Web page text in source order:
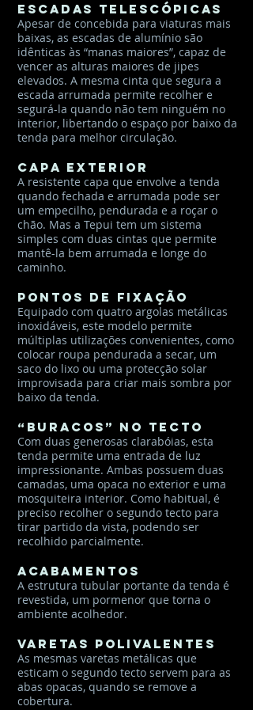
Escadas telescópicas
Apesar de concebida para viaturas mais
baixas, as escadas de alumínio são
idênticas às “manas maiores”, capaz de
vencer as alturas maiores de jipes
elevados. A mesma cinta que segura a
escada arrumada permite recolher e
segurá-la quando não tem ninguém no
interior, libertando o espaço por baixo da
tenda para melhor circulação.
Capa exterior
A resistente capa que envolve a tenda
quando fechada e arrumada pode ser
um empecilho, pendurada e a roçar o
chão. Mas a Tepui tem um sistema
simples com duas cintas que permite
mantê-la bem arrumada e longe do
caminho.
Pontos de fixação
Equipado com quatro argolas metálicas
inoxidáveis, este modelo permite
múltiplas utilizações convenientes, como
colocar roupa pendurada a secar, um
saco do lixo ou uma protecção solar
improvisada para criar mais sombra por
baixo da tenda.
“Buracos” no tecto
Com duas generosas clarabóias, esta
tenda permite uma entrada de luz
impressionante. Ambas possuem duas
camadas, uma opaca no exterior e uma
mosquiteira interior. Como habitual, é
preciso recolher o segundo tecto para
tirar partido da vista, podendo ser
recolhido parcialmente.
Acabamentos
A estrutura tubular portante da tenda é
revestida, um pormenor que torna o
ambiente acolhedor.
Varetas polivalentes
As mesmas varetas metálicas que
esticam o segundo tecto servem para as
abas opacas, quando se remove a
cobertura.